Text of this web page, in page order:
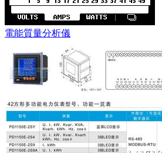
電能質量分析儀